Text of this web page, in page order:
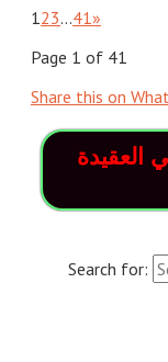
123…41»
Page 1 of 41
Share this on
العقيدة
Search for: